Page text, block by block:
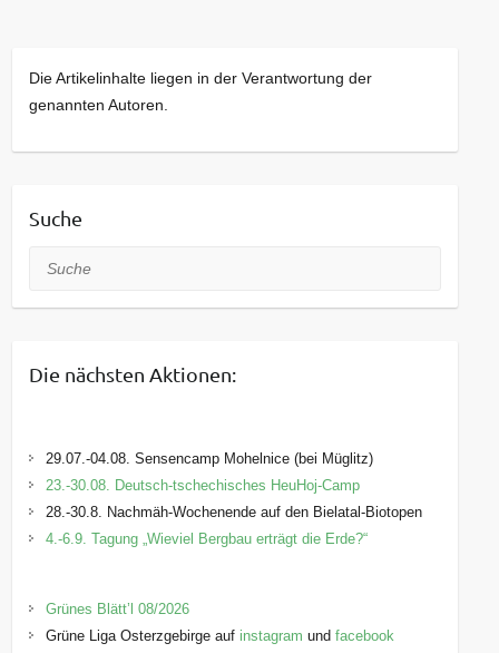
festen Gruppen besucht. Sobald Plätze in
diesen Gruppen frei werden, sind weitere
Die Artikelinhalte liegen in der Verantwortung der
genannten Autoren.
Suche
Suche
Die nächsten Aktionen:
29.07.-04.08. Sensencamp Mohelnice (bei Müglitz)
23.-30.08. Deutsch-tschechisches HeuHoj-Camp
28.-30.8. Nachmäh-Wochenende auf den Bielatal-Biotopen
4.-6.9. Tagung „Wieviel Bergbau erträgt die Erde?“
Grünes Blätt’l 08/2026
Grüne Liga Osterzgebirge auf instagram undfacebook